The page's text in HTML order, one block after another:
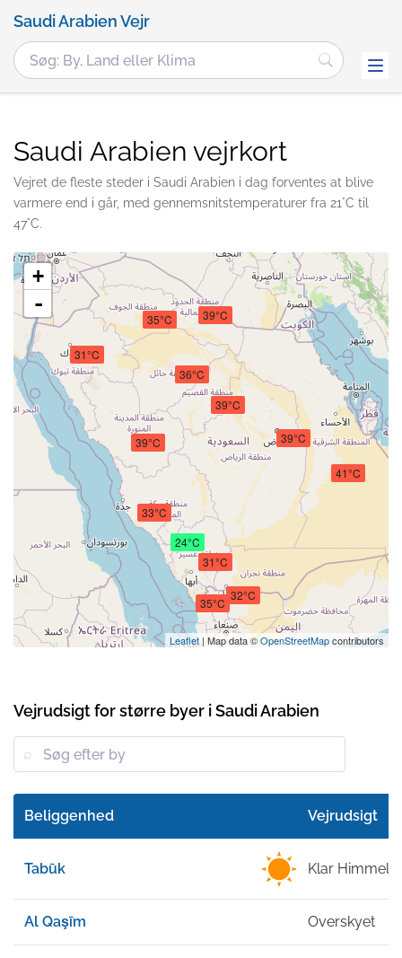
Saudi Arabien Vejr
Saudi Arabien vejrkort
Vejret de fleste steder i Saudi Arabien i dag forventes at blive
varmere end i går, med gennemsnitstemperaturer fra 21°C til
47°C.
31°C
39°C
32°C
36°C
41°C
31°C
35°C
33°C
39°C
39°C
39°C
24°C
35°C
+
-
Leaflet| Map data ©OpenStreetMapcontributors
Vejrudsigt for større byer i Saudi Arabien
Beliggenhed Vejrudsigt
Tabūk Klar Himmel
Al Qaşīm Overskyet